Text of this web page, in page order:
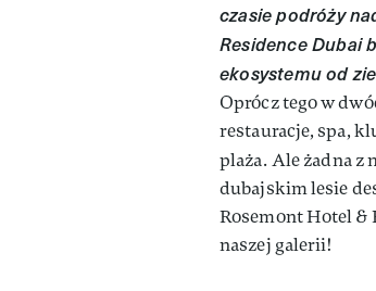
czasie podróży
Residence Dubai
ekosystemu od
Oprócz tego w
restauracje, spa,
plaża. Ale żadna z
dubajskim lesie
Rosemont Hotel &
naszej galerii!